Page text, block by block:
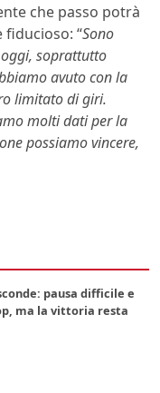
che passo potrà
fiducioso: “Sono
soprattutto
avuto con la
limitato di giri.
molti dati per la
possiamo vincere,
pausa difficile e
ma la vittoria resta